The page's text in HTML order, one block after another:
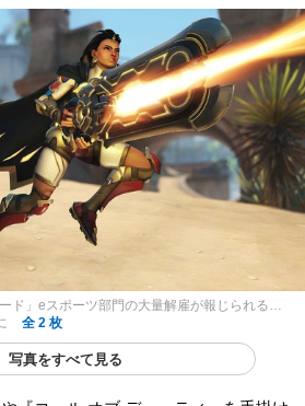
ド」eスポーツ部門の大量解雇が報じられる…
全 2 枚
写真をすべて見る